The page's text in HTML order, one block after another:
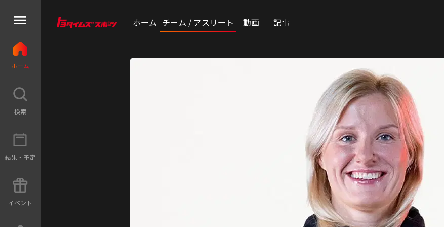
ホーム チーム / アスリート 動画 記事
ホーム
検索
結果 ・ 予定
イベン ト